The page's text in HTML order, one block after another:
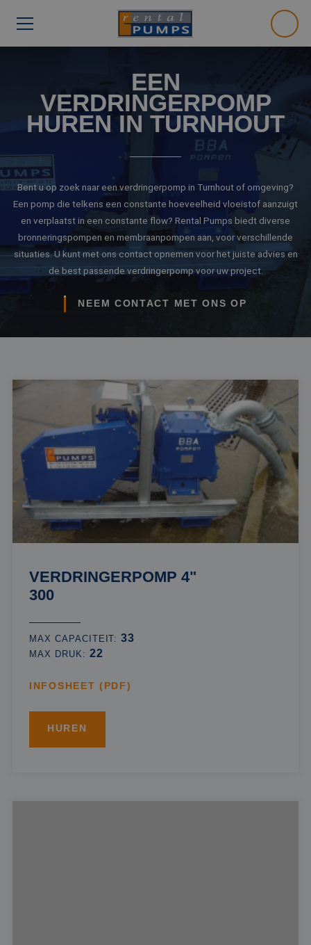
EEN
VERDRINGERPOMP
HUREN IN TURNHOUT
Bent u op zoek naar een verdringerpomp in Turnhout of omgeving?
Een pomp die telkens een constante hoeveelheid vloeistof aanzuigt
en verplaatst in een constante flow? Rental Pumps biedt diverse
bronneringspompen en membraanpompen aan, voor verschillende
situaties. U kunt met ons contact opnemen voor het juiste advies en
de best passende verdringerpomp voor uw project.
NEEM CONTACT MET ONS OP
VERDRINGERPOMP 4"
300
MAX CAPACITEIT:33
MAX DRUK: 22
INFOSHEET (PDF)
HUREN